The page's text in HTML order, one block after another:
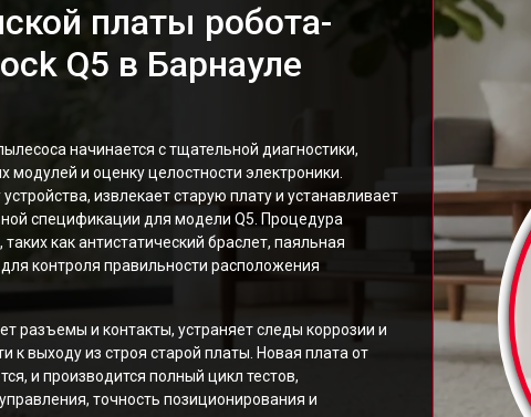
платы робота-
Q5 в Барнауле
начинается с тщательной диагностики,
и оценку целостности электроники.
извлекает старую плату и устанавливает
спецификации для модели Q5. Процедура
как антистатический браслет, паяльная
контроля правильности расположения
разъемы и контакты, устраняет следы коррозии и
к выходу из строя старой платы. Новая плата от
и производится полный цикл тестов,
точность позиционирования и